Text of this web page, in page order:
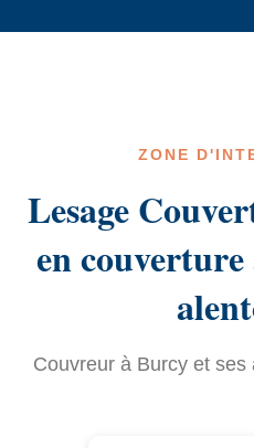
ZONE
Lesage
en couverture
Couvreur à Burcy et